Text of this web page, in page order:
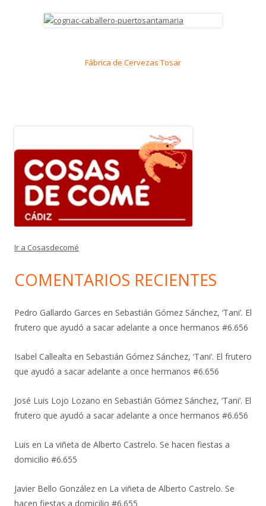
Fábrica de Cervezas Tosar
Ir a Cosasdecomé
COMENTARIOS RECIENTES
Pedro Gallardo Garces en Sebastián Gómez Sánchez, ‘Tani’. El
frutero que ayudó a sacar adelante a once hermanos #6.656
Isabel Callealta en Sebastián Gómez Sánchez, ‘Tani’. El frutero
que ayudó a sacar adelante a once hermanos #6.656
José Luis Lojo Lozano en Sebastián Gómez Sánchez, ‘Tani’. El
frutero que ayudó a sacar adelante a once hermanos #6.656
Luis en La viñeta de Alberto Castrelo. Se hacen fiestas a
domicilio #6.655
Javier Bello González en La viñeta de Alberto Castrelo. Se
hacen fiestas a domicilio #6.655